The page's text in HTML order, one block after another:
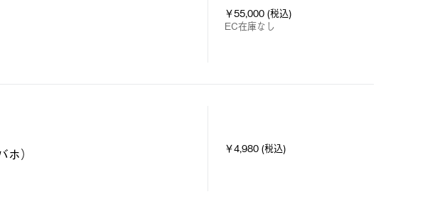
￥55,000 (税込)
EC在庫なし
） ￥4,980 (税込)